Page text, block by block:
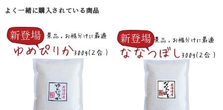
よく一緒に購入されている商品